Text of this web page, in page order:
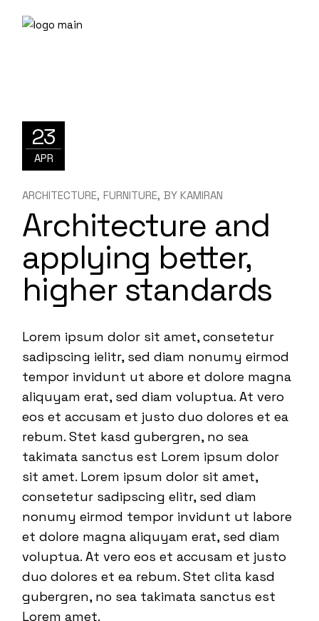
23
APR
ARCHITECTURE FURNITURE BY KAMIRAN
Architecture and
applying better,
higher standards
Lorem ipsum dolor sit amet, consetetur
sadipscing ielitr, sed diam nonumy eirmod
tempor invidunt ut abore et dolore magna
aliquyam erat, sed diam voluptua. At vero
eos et accusam et justo duo dolores et ea
rebum. Stet kasd gubergren, no sea
takimata sanctus est Lorem ipsum dolor
sit amet. Lorem ipsum dolor sit amet,
consetetur sadipscing elitr, sed diam
nonumy eirmod tempor invidunt ut labore
et dolore magna aliquyam erat, sed diam
voluptua. At vero eos et accusam et justo
duo dolores et ea rebum. Stet clita kasd
gubergren, no sea takimata sanctus est
Lorem amet.